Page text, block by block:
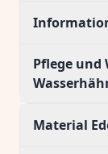
Pflege und
Material